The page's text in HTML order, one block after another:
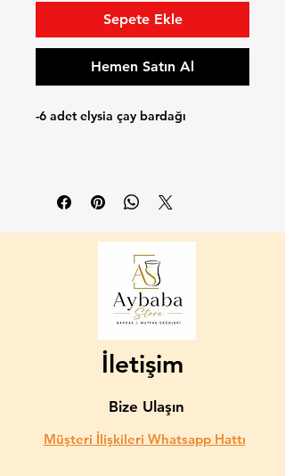
Sepete Ekle
Hemen Satın Al
-6 adet elysia çay bardağı
-6 adet kısa elysia bardak-355cc-
İletişim
Bize Ulaşın
Müşteri İlişkileri Whatsapp Hattı